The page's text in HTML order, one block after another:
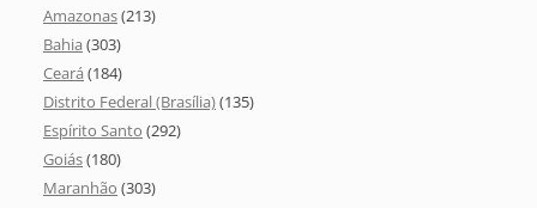
Amazonas(213)
Bahia (303)
Ceará (184)
Distrito Federal (Brasília)(135)
Espírito Santo (292)
Goiás(180)
Maranhão (303)